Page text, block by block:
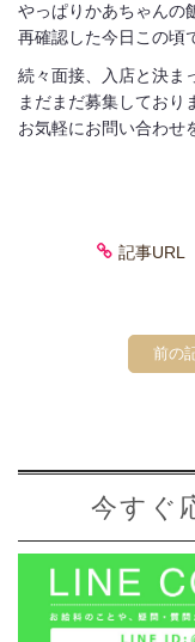
やっぱりかあちゃんの
再確認した今日この頃
続々面接、入店と決ま
まだまだ募集しており
お気軽にお問い合わせ
記事URL
前の
今すぐ